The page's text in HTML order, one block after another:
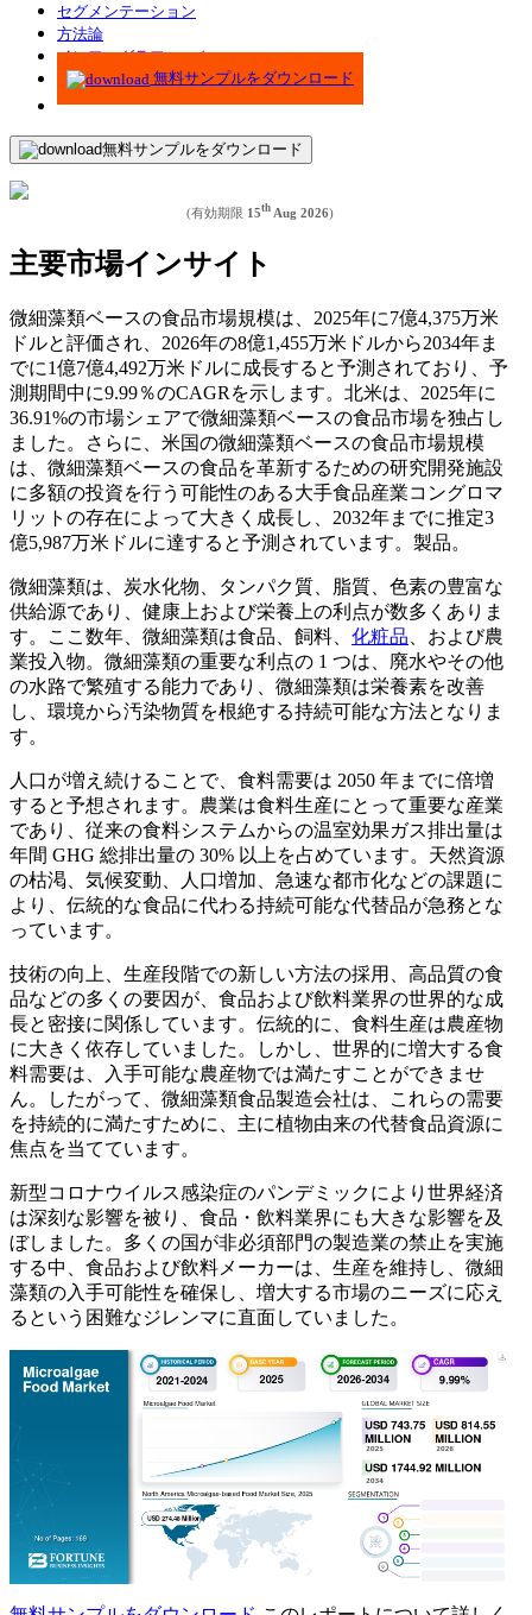
セグメンテーション
方法論
インフォグラフィック
無料サンプルをダウンロード
無料サンプルをダウンロード
(有効期限 15th Aug 2026)
主要市場インサイト
微細藻類ベースの食品市場規模は、2025年に7億4,375万米
ドルと評価され、2026年の8億1,455万米ドルから2034年ま
でに1億7億4,492万米ドルに成長すると予測されており、予
測期間中に9.99％のCAGRを示します。北米は、2025年に
36.91%の市場シェアで微細藻類ベースの食品市場を独占し
ました。さらに、米国の微細藻類ベースの食品市場規模
は、微細藻類ベースの食品を革新するための研究開発施設
に多額の投資を行う可能性のある大手食品産業コングロマ
リットの存在によって大きく成長し、2032年までに推定3
億5,987万米ドルに達すると予測されています。製品。
微細藻類は、炭水化物、タンパク質、脂質、色素の豊富な
供給源であり、健康上および栄養上の利点が数多くありま
す。ここ数年、微細藻類は食品、飼料、 化粧品 、および農
業投入物。微細藻類の重要な利点の 1 つは、廃水やその他
の水路で繁殖する能力であり、微細藻類は栄養素を改善
し、環境から汚染物質を根絶する持続可能な方法となりま
す。
人口が増え続けることで、食料需要は 2050 年までに倍増
すると予想されます。農業は食料生産にとって重要な産業
であり、従来の食料システムからの温室効果ガス排出量は
年間 GHG 総排出量の 30% 以上を占めています。天然資源
の枯渇、気候変動、人口増加、急速な都市化などの課題に
より、伝統的な食品に代わる持続可能な代替品が急務とな
っています。
技術の向上、生産段階での新しい方法の採用、高品質の食
品などの多くの要因が、食品および飲料業界の世界的な成
長と密接に関係しています。伝統的に、食料生産は農産物
に大きく依存していました。しかし、世界的に増大する食
料需要は、入手可能な農産物では満たすことができませ
ん。したがって、微細藻類食品製造会社は、これらの需要
を持続的に満たすために、主に植物由来の代替食品資源に
焦点を当てています。
新型コロナウイルス感染症のパンデミックにより世界経済
は深刻な影響を被り、食品・飲料業界にも大きな影響を及
ぼしました。多くの国が非必須部門の製造業の禁止を実施
する中、食品および飲料メーカーは、生産を維持し、微細
藻類の入手可能性を確保し、増大する市場のニーズに応え
るという困難なジレンマに直面していました。